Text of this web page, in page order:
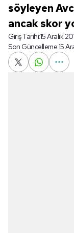
söyleyen
ancak skor
Giriş Tarihi:15 Aralık
Son Güncelleme:15